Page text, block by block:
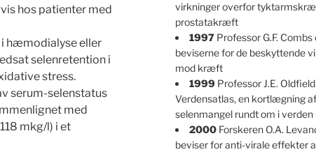
hos patienter med
i hæmodialyse eller
selenretention i
stress.
serum-selenstatus
med
mkg/l) i et
virkninger overfor
prostatakræft
1997Professor G.F.
beviserne for de beskyttende
mod kræft
1999Professor J.E.
Verdensatlas, en kortlægning
selenmangel rundt om i verden
2000Forskeren O.A.
beviser for anti-virale effekter